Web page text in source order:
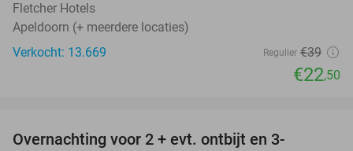
Fletcher Hotels
Apeldoorn (+ meerdere locaties)
Verkocht: 13.669
Regulier €39
€22,50
Overnachting voor 2 + evt. ontbijt en 3-